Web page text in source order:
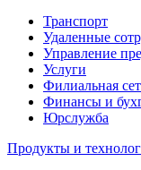
Транспорт
Удаленные
Управление
Услуги
Филиальная
Финансы и
Юрслужба
Продукты и